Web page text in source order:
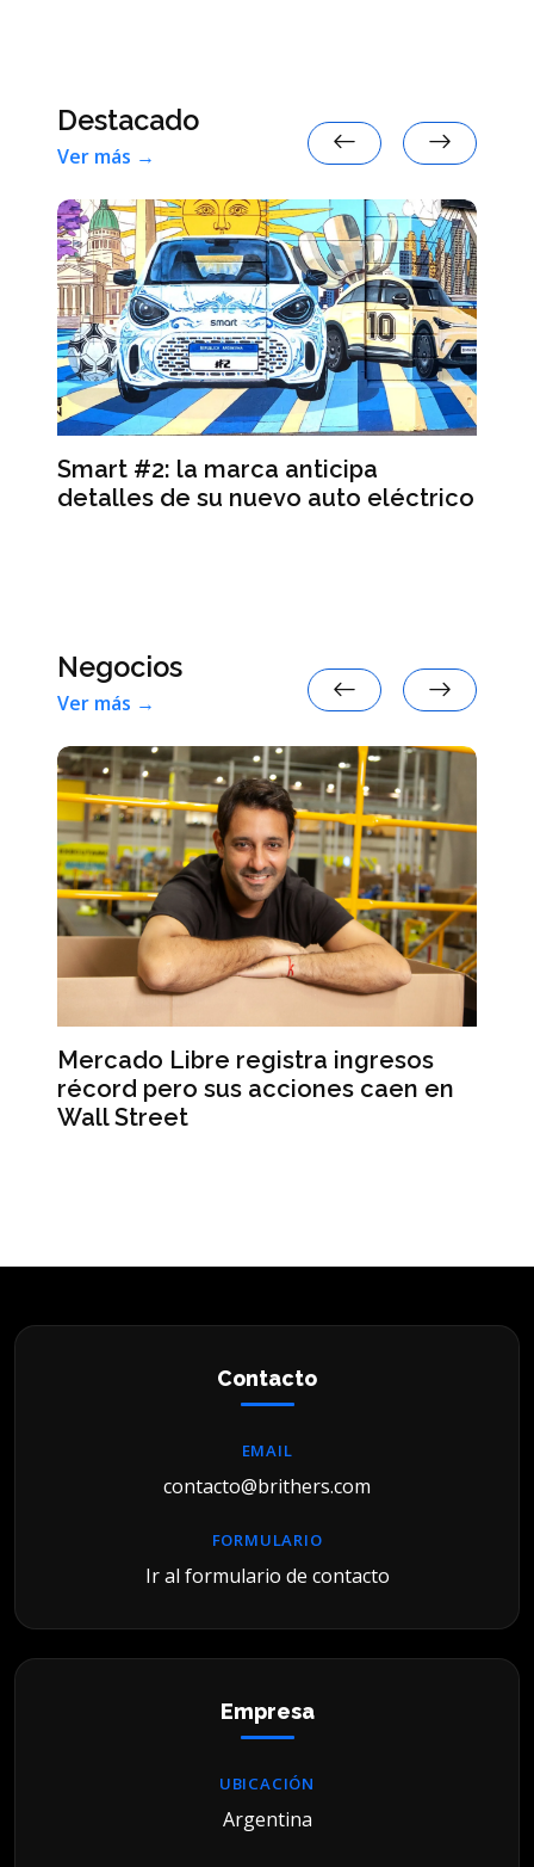
Destacado
Ver más →
Smart #2: la marca anticipa
detalles de su nuevo auto eléctrico
Negocios
Ver más →
Mercado Libre registra ingresos
récord pero sus acciones caen en
Wall Street
Contacto
EMAIL
contacto@brithers.com
FORMULARIO
Ir al formulario de contacto
Empresa
UBICACIÓN
Argentina